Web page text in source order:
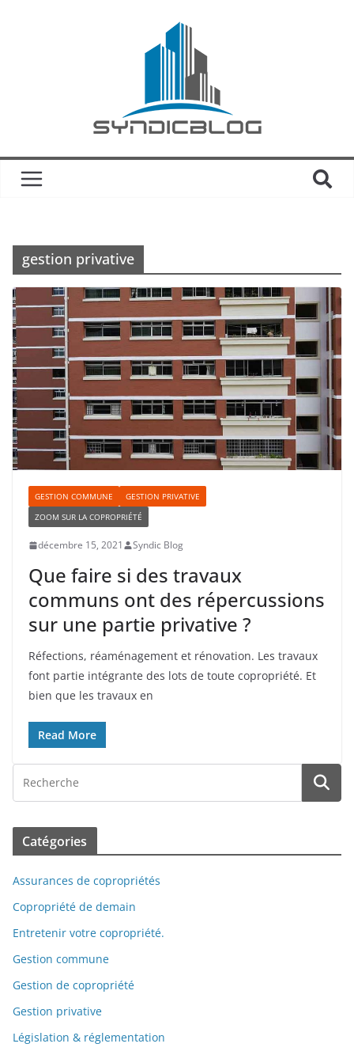
gestion privative
GESTION COMMUNE
GESTION PRIVATIVE
ZOOM SUR LA COPROPRIÉTÉ
décembre 15, 2021 Syndic Blog
Que faire si des travaux
communs ont des répercussions
sur une partie privative ?
Réfections, réaménagement et rénovation. Les travaux
font partie intégrante des lots de toute copropriété. Et
bien que les travaux en
Read More
Catégories
Assurances de copropriétés
Copropriété de demain
Entretenir votre copropriété.
Gestion commune
Gestion de copropriété
Gestion privative
Législation & réglementation